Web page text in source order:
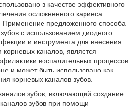
в качестве эффективного
осложненного кариеса
Применение предложенного способа
с использованием диодного
и инструмента для внесения
каналов, является
воспалительных процессов
и может быть использовано как
корневых каналов зубов.
зубов, включающий создание
зубов при помощи